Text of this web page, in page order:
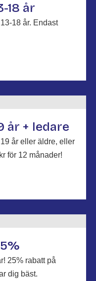
18 år
18 år. Endast
år + ledare
år eller äldre, eller
för 12 månader!
25% rabatt på
dig bäst.